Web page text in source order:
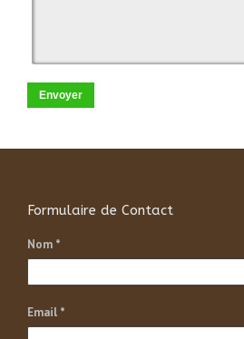
Envoyer
Formulaire de Contact
Nom *
Email *